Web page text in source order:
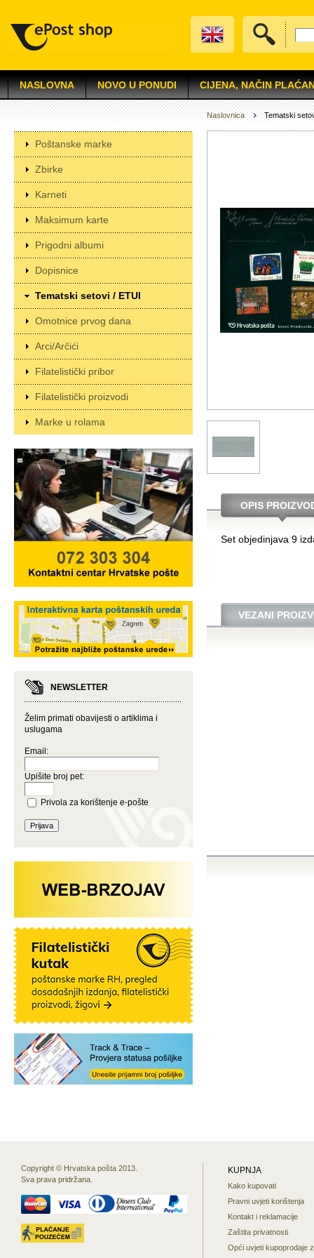
NASLOVNA NOVO U PONUDI CIJENA, NAČIN
Poštanske marke
Zbirke
Karneti
Maksimum karte
Prigodni albumi
Dopisnice
Tematski setovi / ETUI
Omotnice prvog dana
Arci/Arčići
Filatelistički pribor
Filatelistički proizvodi
Marke u rolama
NEWSLETTER
Želim primati obavijesti o artiklima i
uslugama
Email:
Upišite broj pet:
Privola za korištenje e-pošte
Naslovnica Tematski
OPIS
Set objedinjava 9
VEZANI
Copyright © Hrvatska pošta 2013.
Sva prava pridržana.
KUPNJA
Kako kupovati
Pravni uvjeti korištenja
Kontakt i reklamacije
Zaštita privatnosti
Opći uvjeti kupoprodaje